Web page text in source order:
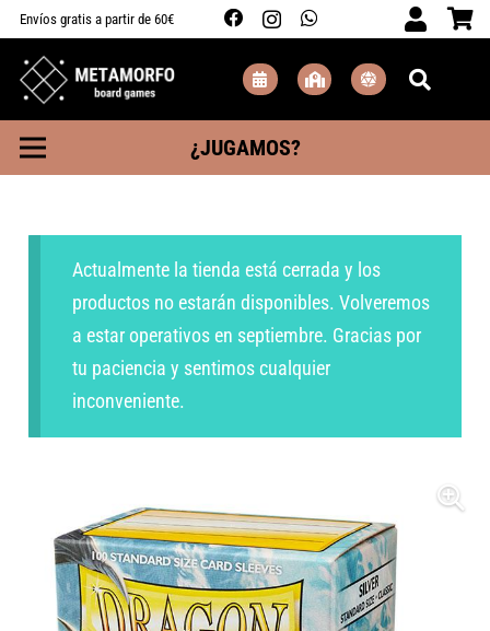
Envíos gratis a partir de 60€
¿JUGAMOS?
Actualmente la tienda está cerrada y los
productos no estarán disponibles. Volveremos
a estar operativos en septiembre. Gracias por
tu paciencia y sentimos cualquier
inconveniente.